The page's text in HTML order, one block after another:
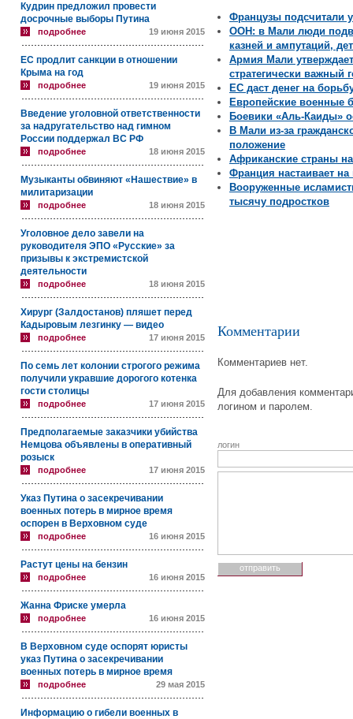
Кудрин предложил провести
досрочные выборы Путина
подробнее 19 июня 2015
ЕС продлит санкции в отношении
Крыма на год
подробнее 19 июня 2015
Введение уголовной ответственности
за надругательство над гимном
России поддержал ВС РФ
подробнее 18 июня 2015
Музыканты обвиняют «Нашествие» в
милитаризации
подробнее 18 июня 2015
Уголовное дело завели на
руководителя ЭПО «Русские» за
призывы к экстремистской
деятельности
подробнее 18 июня 2015
Хирург (Залдостанов) пляшет перед
Кадыровым лезгинку — видео
подробнее 17 июня 2015
По семь лет колонии строгого режима
получили укравшие дорогого котенка
гости столицы
подробнее 17 июня 2015
Предполагаемые заказчики убийства
Немцова объявлены в оперативный
розыск
подробнее 17 июня 2015
Указ Путина о засекречивании
военных потерь в мирное время
оспорен в Верховном суде
подробнее 16 июня 2015
Растут цены на бензин
подробнее 16 июня 2015
Жанна Фриске умерла
подробнее 16 июня 2015
В Верховном суде оспорят юристы
указ Путина о засекречивании
военных потерь в мирное время
подробнее 29 мая 2015
Информацию о гибели военных в
Французы подсчитали
ООН: в Мали люди
казней и ампутаций,
Армия Мали
стратегически важный
ЕС даст денег на
Европейские военные
Боевики «Аль-Каиды»
В Мали из-за
положение
Африканские страны
Франция настаивает
Вооруженные
тысячу подростков
Комментарии
Комментариев нет.
Для добавления
логином и паролем.
логин